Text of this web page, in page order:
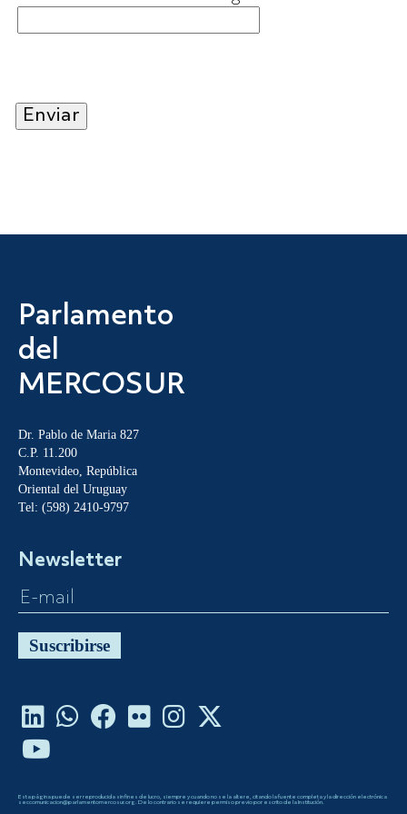
Parlamento
del
MERCOSUR
Dr. Pablo de Maria 827
C.P. 11.200
Montevideo, República
Oriental del Uruguay
Tel: (598) 2410-9797
Newsletter
Suscribirse
Esta página puede ser reproducida sin fines de lucro, siempre y cuando no se la altere, citando la fuente completa y la dirección electrónica
seccomunicacion@parlamentomercosur.org. De lo contrario se requiere permiso previo por escrito de la Institución.